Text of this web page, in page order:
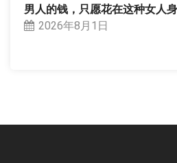
男人的钱，只愿花在这种女人
2026年8月1日